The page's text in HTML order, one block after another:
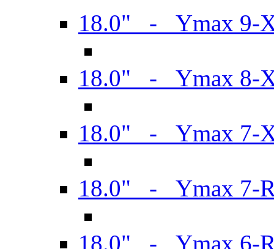
18.0" - Ymax 9-
18.0" - Ymax 8-
18.0" - Ymax 7-
18.0" - Ymax 7-
18.0" - Ymax 6-